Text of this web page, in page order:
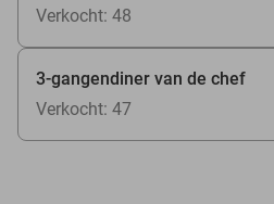
Verkocht: 48
3-gangendiner van de chef
Verkocht: 47